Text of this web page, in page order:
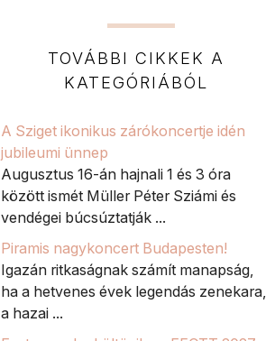
TOVÁBBI CIKKEK A
KATEGÓRIÁBÓL
A Sziget ikonikus zárókoncertje idén
jubileumi ünnep
Augusztus 16-án hajnali 1 és 3 óra
között ismét Müller Péter Sziámi és
vendégei búcsúztatják ...
Piramis nagykoncert Budapesten!
Igazán ritkaságnak számít manapság,
ha a hetvenes évek legendás zenekara,
a hazai ...